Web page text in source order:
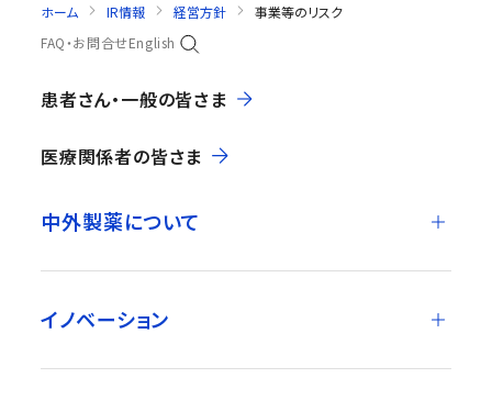
ホーム IR情報 経営方針
事業等のリスク
FAQ・お問合せEnglish
患者さん・一般の皆さま
医療関係者の皆さま
中外製薬について
イノベーション